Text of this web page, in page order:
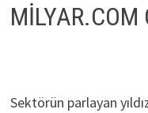
MİLYAR.COM
Sektörün parlayan